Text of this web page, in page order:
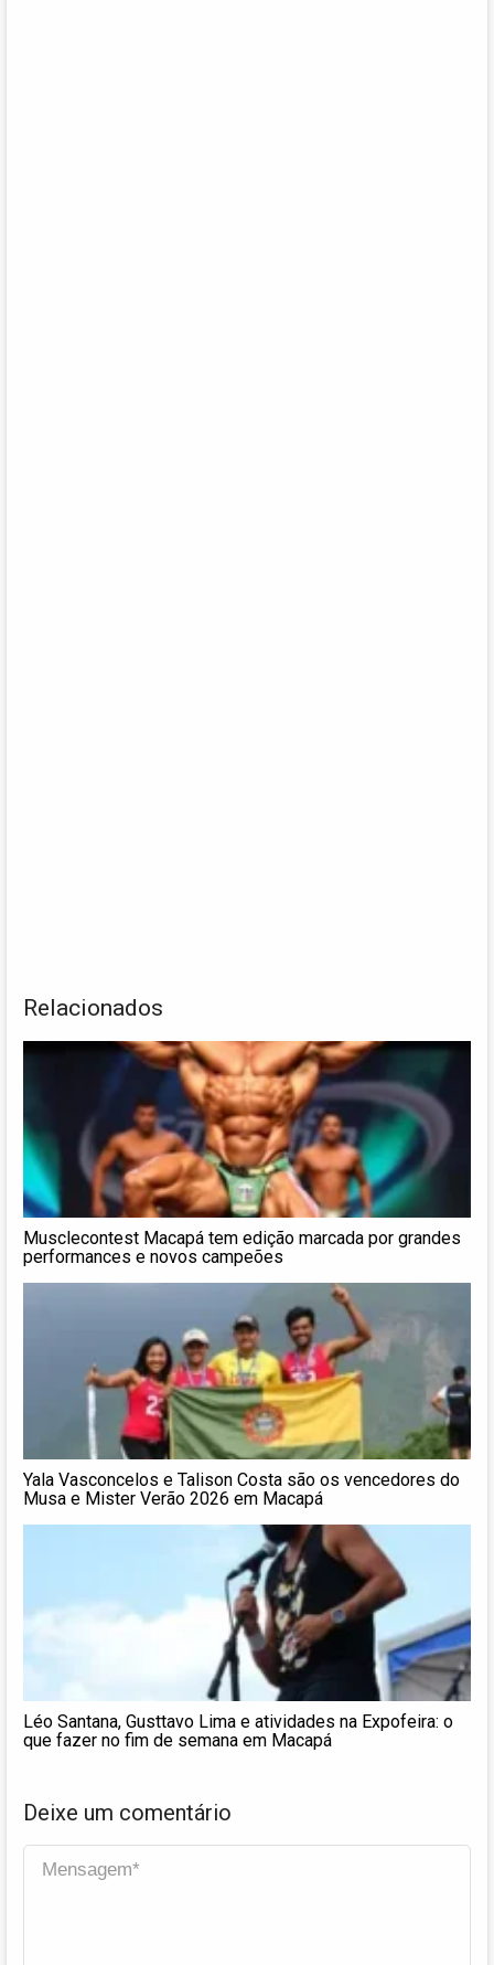
Relacionados
Musclecontest Macapá tem edição marcada por grandes
performances e novos campeões
Yala Vasconcelos e Talison Costa são os vencedores do
Musa e Mister Verão 2026 em Macapá
Léo Santana, Gusttavo Lima e atividades na Expofeira: o
que fazer no fim de semana em Macapá
Deixe um comentário